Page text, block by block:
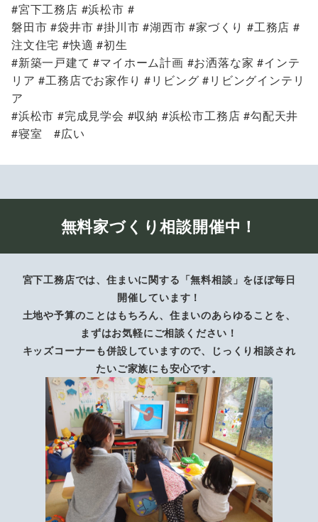
#宮下工務店 #浜松市 #
磐田市 #袋井市 #掛川市 #湖西市 #家づくり #工務店 #
注文住宅 #快適 #初生
#新築一戸建て #マイホーム計画 #お洒落な家 #インテ
リア #工務店でお家作り #リビング #リビングインテリ
ア
#浜松市 #完成見学会 #収納 #浜松市工務店 #勾配天井
#寝室 #広い
無料家づくり相談開催中！
宮下工務店では、住まいに関する「無料相談」をほぼ毎日
開催しています！
土地や予算のことはもちろん、住まいのあらゆることを、
まずはお気軽にご相談ください！
キッズコーナーも併設していますので、じっくり相談され
たいご家族にも安心です。